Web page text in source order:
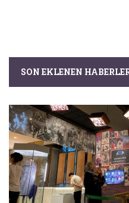
SON EKLENEN